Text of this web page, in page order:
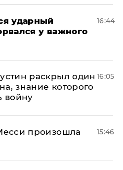
ударный
у важного
16:44
раскрыл один
знание которого
войну
16:05
произошла
15:46